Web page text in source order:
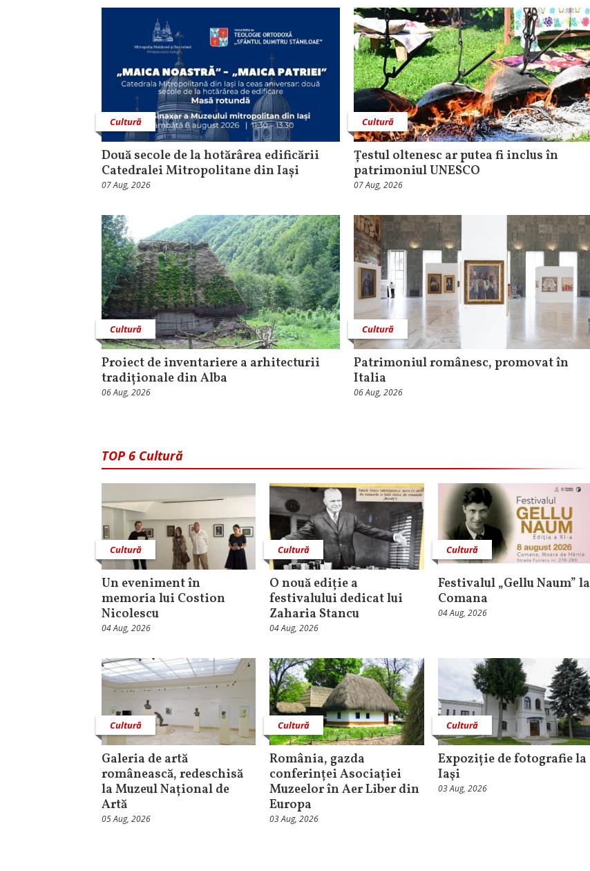
Cultură
Două secole de la hotărârea edificării
Catedralei Mitropolitane din Iași
07 Aug, 2026
Cultură
Țestul oltenesc ar putea fi inclus în
patrimoniul UNESCO
07 Aug, 2026
Cultură
Proiect de inventariere a arhitecturii
tradiționale din Alba
06 Aug, 2026
Cultură
Patrimoniul românesc, promovat în
Italia
06 Aug, 2026
TOP 6 Cultură
Cultură
Un eveniment în
memoria lui Costion
Nicolescu
04 Aug, 2026
Cultură
O nouă ediție a
festivalului dedicat lui
Zaharia Stancu
04 Aug, 2026
Cultură
Festivalul „Gellu Naum” la
Comana
04 Aug, 2026
Cultură
Galeria de artă
românească, redeschisă
la Muzeul Național de
Artă
05 Aug, 2026
Cultură
România, gazda
conferinței Asociației
Muzeelor în Aer Liber din
Europa
03 Aug, 2026
Cultură
Expoziție de fotografie la
Iaşi
03 Aug, 2026